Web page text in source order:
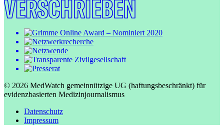
© 2026 MedWatch gemeinnützige UG (haftungsbeschränkt) für
evidenzbasierten Medizinjournalismus
Datenschutz
Impressum